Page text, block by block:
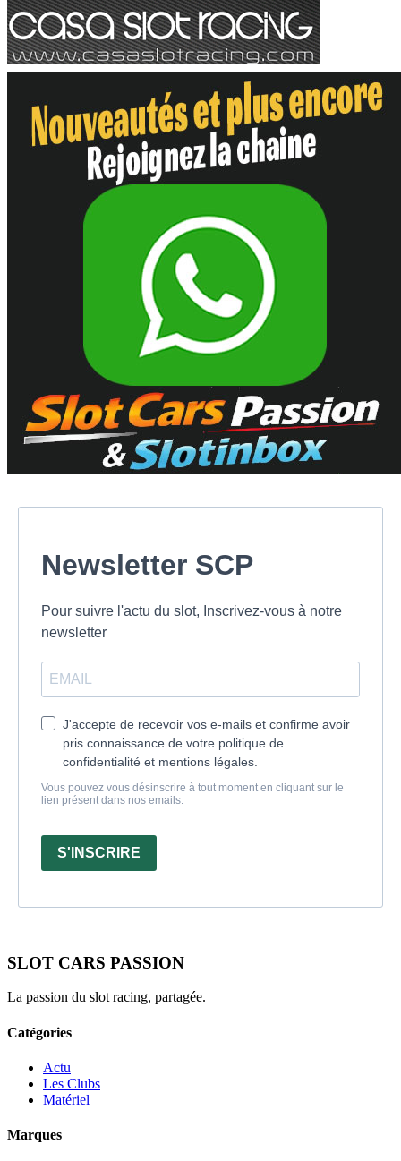
Newsletter SCP
Pour suivre l'actu du slot, Inscrivez-vous à notre
newsletter
J'accepte de recevoir vos e-mails et confirme avoir
pris connaissance de votre politique de
confidentialité et mentions légales.
Vous pouvez vous désinscrire à tout moment en cliquant sur le
lien présent dans nos emails.
S'INSCRIRE
SLOT CARS PASSION
La passion du slot racing, partagée.
Catégories
Actu
Les Clubs
Matériel
Marques